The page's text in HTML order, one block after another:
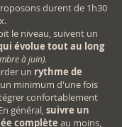
durent de 1h30
le niveau, suivent un
évolue tout au long
à juin).
un rythme de
minimum d'une fois
confortablement
général,suivre un
complète au moins,